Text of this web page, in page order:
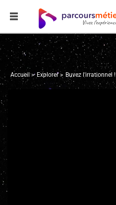
Accueil Explorer Buvez l'irrationnel !